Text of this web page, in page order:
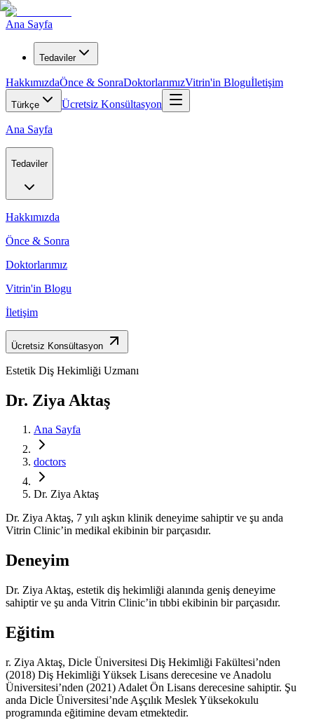
Ana Sayfa
Tedaviler
HakkımızdaÖnce & SonraDoktorlarımızVitrin'in Bloguİletişim
Türkçe Ücretsiz Konsültasyon
Ana Sayfa
Tedaviler
Hakkımızda
Önce & Sonra
Doktorlarımız
Vitrin'in Blogu
İletişim
Ücretsiz Konsültasyon
Estetik Diş Hekimliği Uzmanı
Dr. Ziya Aktaş
Ana Sayfa
doctors
Dr. Ziya Aktaş
Dr. Ziya Aktaş, 7 yılı aşkın klinik deneyime sahiptir ve şu anda
Vitrin Clinic’in medikal ekibinin bir parçasıdır.
Deneyim
Dr. Ziya Aktaş, estetik diş hekimliği alanında geniş deneyime
sahiptir ve şu anda Vitrin Clinic’in tıbbi ekibinin bir parçasıdır.
Eğitim
r. Ziya Aktaş, Dicle Üniversitesi Diş Hekimliği Fakültesi’nden
(2018) Diş Hekimliği Yüksek Lisans derecesine ve Anadolu
Üniversitesi’nden (2021) Adalet Ön Lisans derecesine sahiptir. Şu
anda Dicle Üniversitesi’nde Aşçılık Meslek Yüksekokulu
programında eğitimine devam etmektedir.